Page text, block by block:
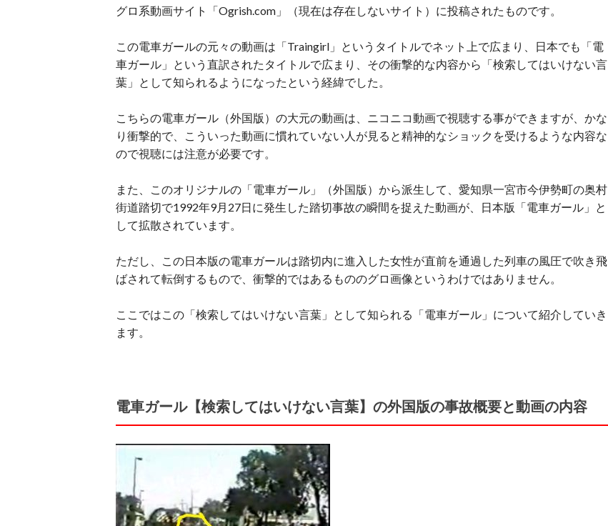
グロ系動画サイト「Ogrish.com」（現在は存在しないサイト）に投稿されたものです。
この電車ガールの元々の動画は「Traingirl」というタイトルでネット上で広まり、日本でも「電
車ガール」という直訳されたタイトルで広まり、その衝撃的な内容から「検索してはいけない言
葉」として知られるようになったという経緯でした。
こちらの電車ガール（外国版）の大元の動画は、ニコニコ動画で視聴する事ができますが、かな
り衝撃的で、こういった動画に慣れていない人が見ると精神的なショックを受けるような内容な
ので視聴には注意が必要です。
また、このオリジナルの「電車ガール」（外国版）から派生して、愛知県一宮市今伊勢町の奥村
街道踏切で1992年9月27日に発生した踏切事故の瞬間を捉えた動画が、日本版「電車ガール」と
して拡散されています。
ただし、この日本版の電車ガールは踏切内に進入した女性が直前を通過した列車の風圧で吹き飛
ばされて転倒するもので、衝撃的ではあるもののグロ画像というわけではありません。
ここではこの「検索してはいけない言葉」として知られる「電車ガール」について紹介していき
ます。
電車ガール【検索してはいけない言葉】の外国版の事故概要と動画の内容